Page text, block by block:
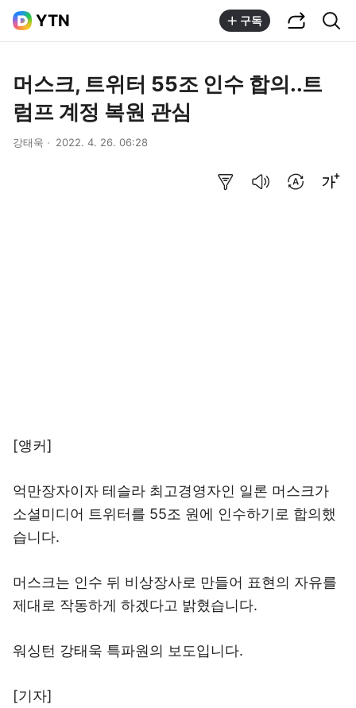
YTN 구독
머스크, 트위터 55조 인수 합의..트
럼프 계정 복원 관심
강태욱 2022. 4. 26. 06:28
[앵커]
억만장자이자 테슬라 최고경영자인 일론 머스크가
소셜미디어 트위터를 55조 원에 인수하기로 합의했
습니다.
머스크는 인수 뒤 비상장사로 만들어 표현의 자유를
제대로 작동하게 하겠다고 밝혔습니다.
워싱턴 강태욱 특파원의 보도입니다.
[기자]